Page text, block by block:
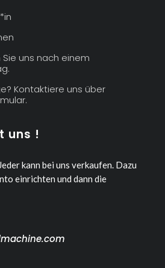
Sie uns nach einem
Kontaktiere uns über
uns !
kann bei uns verkaufen. Dazu
einrichten und dann die